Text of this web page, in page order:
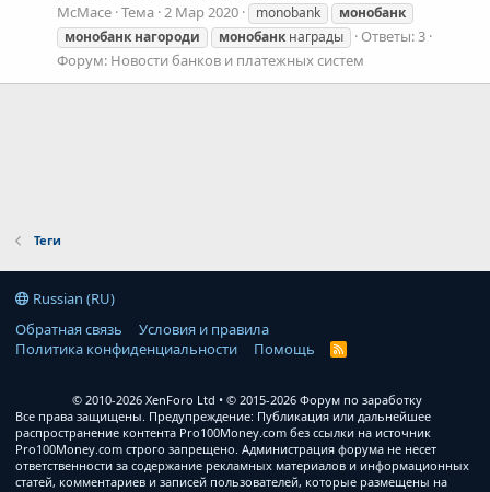
McMace Тема 2 Мар 2020 monobank
монобанк
монобанк нагороди монобанк награды
Ответы: 3
Форум: Новости банков и платежных систем
Теги
Russian (RU)
Обратная связь
Условия и правила
Политика конфиденциальности
Помощь
R
© 2010-2026 XenForo Ltd
© 2015-2026 Форум по заработку
Все права защищены. Предупреждение: Публикация или дальнейшее
распространение контента Pro100Money.com без ссылки на источник
Pro100Money.com строго запрещено. Администрация форума не несет
ответственности за содержание рекламных материалов и информационных
статей, комментариев и записей пользователей, которые размещены на